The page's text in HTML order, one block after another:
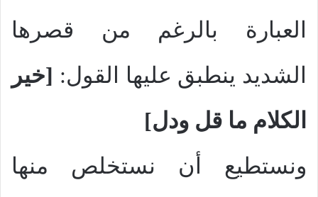
العبارة بالرغم من قصرها
الشديد ينطبق عليها القول: [خير
الكلام ما قل ودل]
ونستطيع أن نستخلص منها